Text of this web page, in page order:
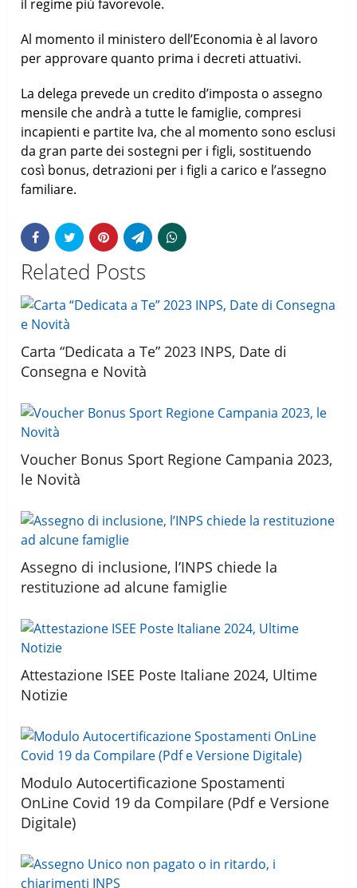
il regime più favorevole.
Al momento il ministero dell’Economia è al lavoro
per approvare quanto prima i decreti attuativi.
La delega prevede un credito d’imposta o assegno
mensile che andrà a tutte le famiglie, compresi
incapienti e partite Iva, che al momento sono esclusi
da gran parte dei sostegni per i figli, sostituendo
così bonus, detrazioni per i figli a carico e l’assegno
familiare.
Related Posts
Carta “Dedicata a Te” 2023 INPS, Date di
Consegna e Novità
Voucher Bonus Sport Regione Campania 2023,
le Novità
Assegno di inclusione, l’INPS chiede la
restituzione ad alcune famiglie
Attestazione ISEE Poste Italiane 2024, Ultime
Notizie
Modulo Autocertificazione Spostamenti
OnLine Covid 19 da Compilare (Pdf e Versione
Digitale)